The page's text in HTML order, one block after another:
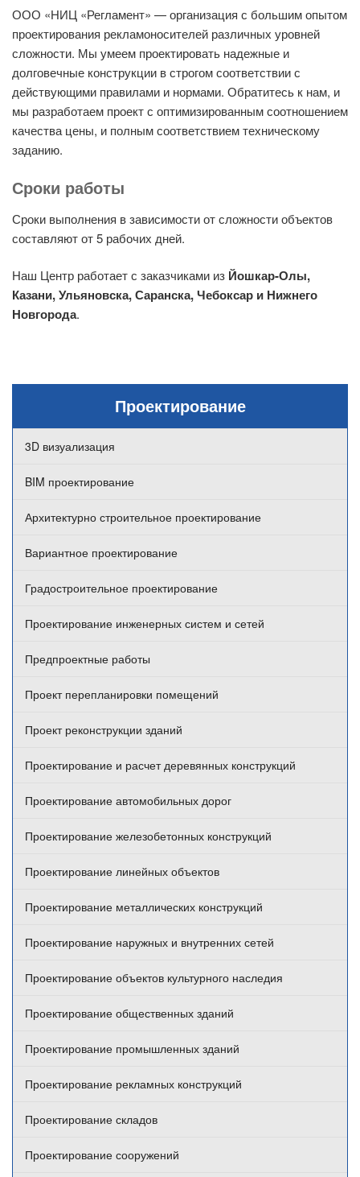
Проектирование
3D визуализация
BIM проектирование
Архитектурно строительное проектирование
Вариантное проектирование
Градостроительное проектирование
Проектирование инженерных систем и сетей
Предпроектные работы
Проект перепланировки помещений
Проект реконструкции зданий
Проектирование и расчет деревянных конструкций
Проектирование автомобильных дорог
Проектирование железобетонных конструкций
Проектирование линейных объектов
Проектирование металлических конструкций
Проектирование наружных и внутренних сетей
Проектирование объектов культурного наследия
Проектирование общественных зданий
Проектирование промышленных зданий
Проектирование рекламных конструкций
Проектирование складов
Проектирование сооружений
ООО «НИЦ «Регламент» — организация с большим опытом
проектирования рекламоносителей различных уровней
сложности. Мы умеем проектировать надежные и
долговечные конструкции в строгом соответствии с
действующими правилами и нормами. Обратитесь к нам, и
мы разработаем проект с оптимизированным соотношением
качества цены, и полным соответствием техническому
заданию.
Сроки работы
Сроки выполнения в зависимости от сложности объектов
составляют от 5 рабочих дней.
Наш Центр работает с заказчиками из Йошкар-Олы,
Казани, Ульяновска, Саранска, Чебоксар и Нижнего
Новгорода.